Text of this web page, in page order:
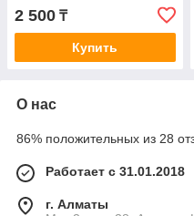
2 500 ₸
Купить
О нас
86% положительных из 28
Работает с 31.01.2018
г. Алматы